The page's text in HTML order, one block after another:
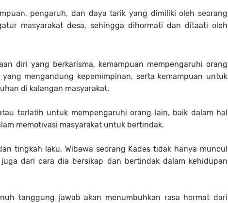
pengaruh, dan daya tarik yang dimiliki oleh seorang
masyarakat desa, sehingga dihormati dan ditaati oleh
diri yang berkarisma, kemampuan mempengaruhi orang
mengandung kepemimpinan, serta kemampuan untuk
di kalangan masyarakat.
terlatih untuk mempengaruhi orang lain, baik dalam hal
memotivasi masyarakat untuk bertindak.
tingkah laku, Wibawa seorang Kades tidak hanya muncul
dari cara dia bersikap dan bertindak dalam kehidupan
tanggung jawab akan menumbuhkan rasa hormat dari